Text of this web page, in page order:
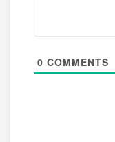
0 COMMENTS